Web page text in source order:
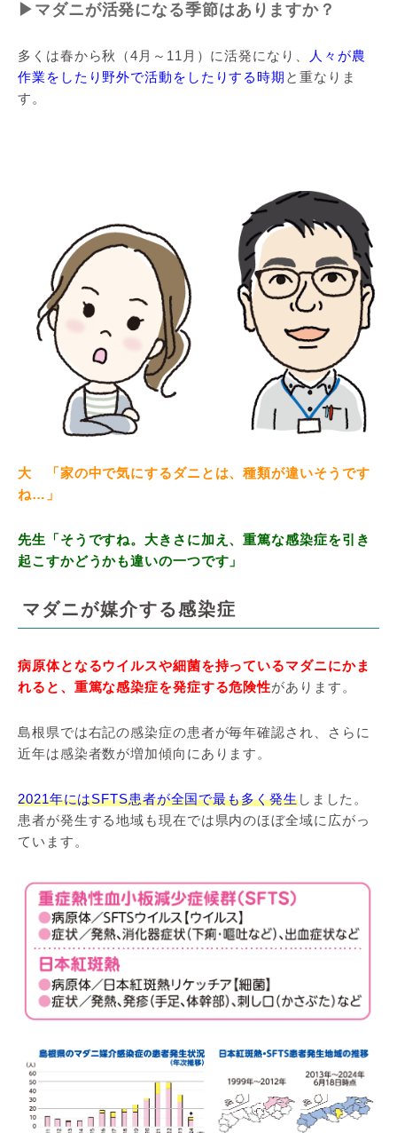
▶マダニが活発になる季節はありますか？
多くは春から秋（4月～11月）に活発になり、
人々が農
作業をしたり野外で活動をしたりする時期 と重なりま
す。
大 「家の中で気にするダニとは、種類が違いそうです
ね…」
先生「そうですね。大きさに加え、重篤な感染症を引き
起こすかどうかも違いの一つです」
マダニが媒介する感染症
病原体となるウイルスや細菌を持っているマダニにかま
れると、重篤な感染症を発症する危険性があります。
島根県では右記の感染症の患者が毎年確認され、さらに
近年は感染者数が増加傾向にあります。
2021年にはSFTS患者が全国で最も多く発生しました。
患者が発生する地域も現在では県内のほぼ全域に広がっ
ています。